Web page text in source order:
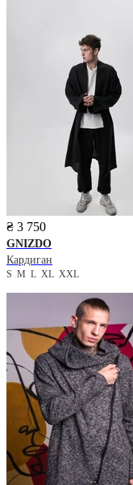
₴ 3 750
GNIZDO
Кардиган
S M L XL XXL